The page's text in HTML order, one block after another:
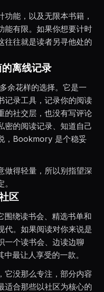
能，以及无限本书籍，
能有限。如果你想要计时
往往就是读者另寻他处的
离线记录
余花样的选择。它是一
记录工具，记录你的阅读
的社交层，也没有写评论
密的阅读记录、知道自己
，Bookmory 是个稳妥
做得轻量，所以别指望深
区
围绕读书会、精选书单和
代。如果阅读对你来说是
一个读书会、边读边聊
最让人享受的一款。
它没那么专注，部分内容
适合那些以社区为核心的